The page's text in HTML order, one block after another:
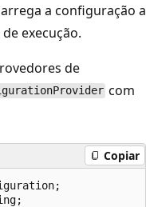
a configuração a
execução.
de
com
Copiar